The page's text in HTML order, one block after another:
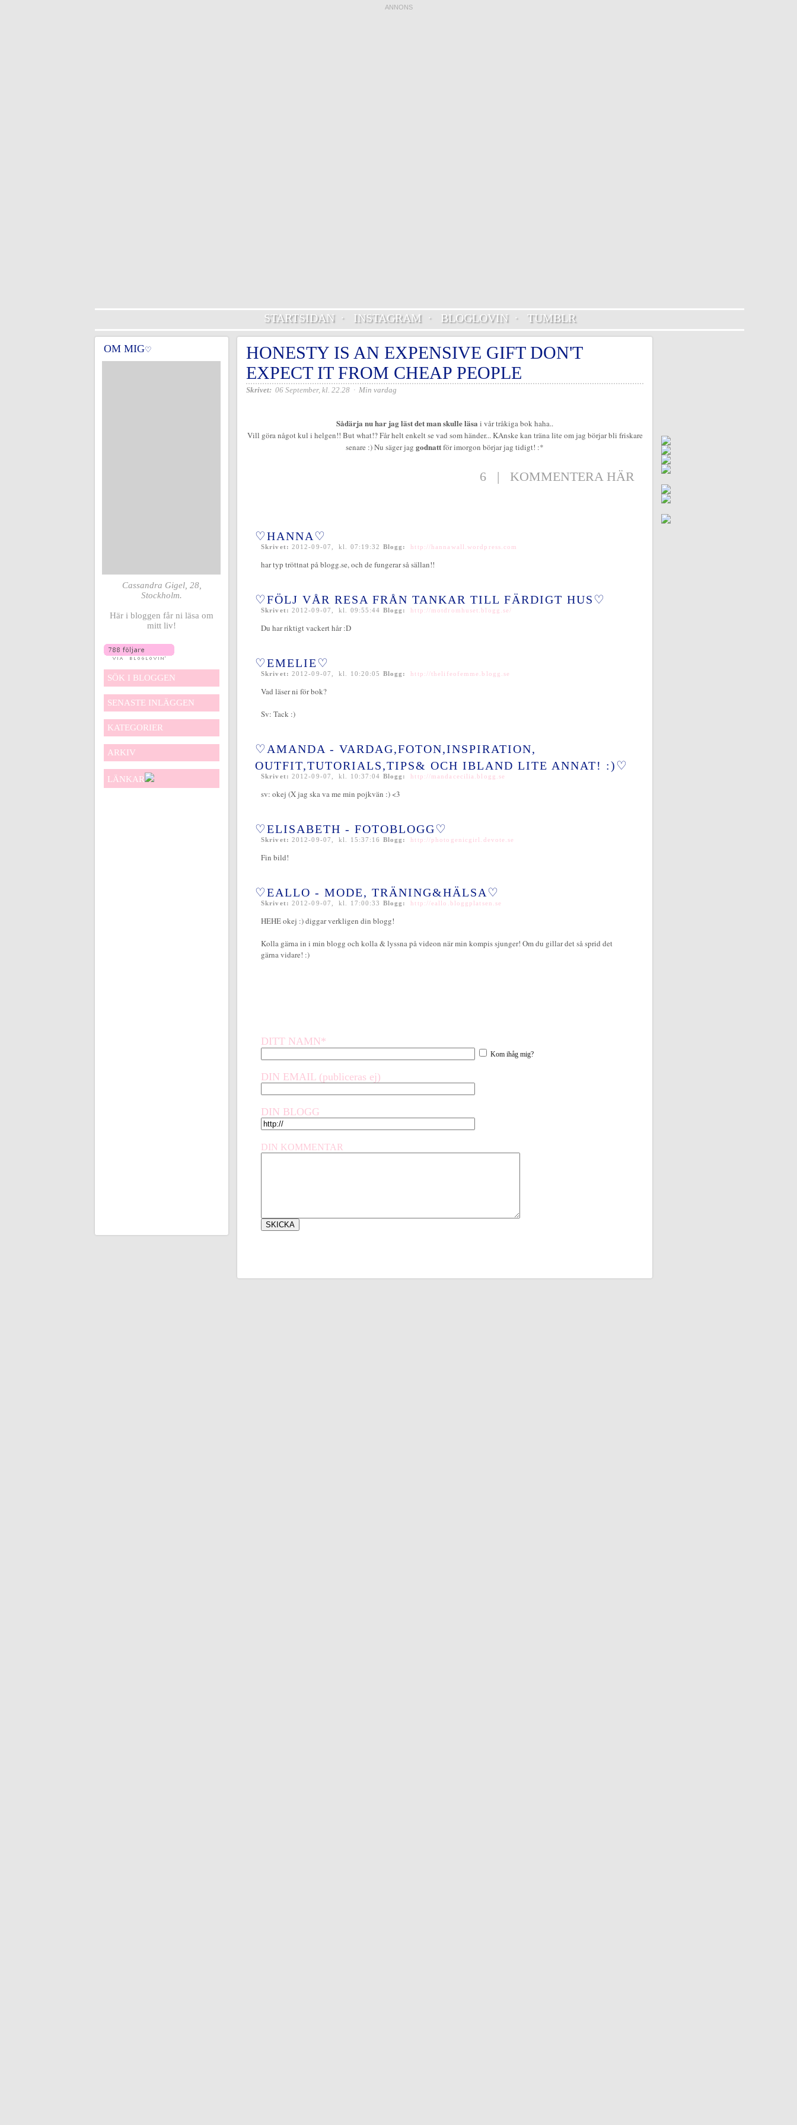
STARTSIDAN· INSTAGRAM· BLOGLOVIN· TUMBLR
HONESTY IS AN EXPENSIVE GIFT DON'T
EXPECT IT FROM CHEAP PEOPLE
Skrivet: 06 September, kl. 22.28 · Min vardag
Sådärja nu har jag läst det man skulle läsa i vår tråkiga bok haha..
Vill göra något kul i helgen!! But what!? Får helt enkelt se vad som händer... KAnske kan träna lite om jag börjar bli friskare
senare :) Nu säger jag godnattför imorgon börjar jag tidigt! :*
6 | KOMMENTERA HÄR
♡HANNA♡
Skrivet: 2012-09-07, kl. 07:19:32 Blogg: http://hannawall.wordpress.com
har typ tröttnat på blogg.se, och de fungerar så sällan!!
♡FÖLJ VÅR RESA FRÅN TANKAR TILL FÄRDIGT HUS♡
Skrivet: 2012-09-07, kl. 09:55:44 Blogg: http://motdromhuset.blogg.se/
Du har riktigt vackert hår :D
♡EMELIE♡
Skrivet: 2012-09-07, kl. 10:20:05 Blogg: http://thelifeofemme.blogg.se
Vad läser ni för bok?
Sv: Tack :)
♡AMANDA - VARDAG,FOTON,INSPIRATION,
OUTFIT,TUTORIALS,TIPS& OCH IBLAND LITE ANNAT! :)♡
Skrivet: 2012-09-07, kl. 10:37:04 Blogg: http://mandacecilia.blogg.se
sv: okej (X jag ska va me min pojkvän :) <3
♡ELISABETH - FOTOBLOGG♡
Skrivet: 2012-09-07, kl. 15:37:16 Blogg: http://photogenicgirl.devote.se
Fin bild!
♡EALLO - MODE, TRÄNING&HÄLSA♡
Skrivet: 2012-09-07, kl. 17:00:33 Blogg: http://eallo.bloggplatsen.se
HEHE okej :) diggar verkligen din blogg!
Kolla gärna in i min blogg och kolla & lyssna på videon när min kompis sjunger! Om du gillar det så sprid det
gärna vidare! :)
DITT NAMN*
Kom ihåg mig?
DIN EMAIL (publiceras ej)
DIN BLOGG
DIN KOMMENTAR
OM MIG♡
Cassandra Gigel, 28,
Stockholm.
Här i bloggen får ni läsa om
mitt liv!
SÖK I BLOGGEN
SENASTE INLÄGGEN
KATEGORIER
ARKIV
LÄNKAR